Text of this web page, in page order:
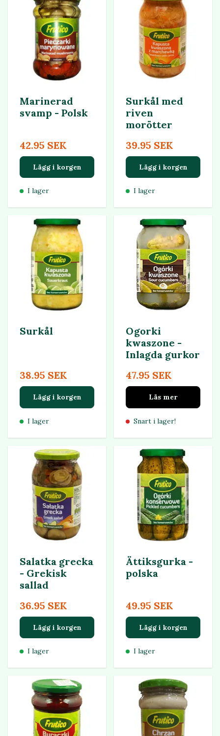
Marinerad
svamp - Polsk
42.95 SEK
Lägg i korgen
I lager
Surkål med
riven
morötter
39.95 SEK
Lägg i korgen
I lager
Surkål
38.95 SEK
Lägg i korgen
I lager
Ogorki
kwaszone -
Inlagda gurkor
47.95 SEK
Läs mer
Snart i lager!
Salatka grecka
- Grekisk
sallad
36.95 SEK
Lägg i korgen
I lager
Ättiksgurka -
polska
49.95 SEK
Lägg i korgen
I lager